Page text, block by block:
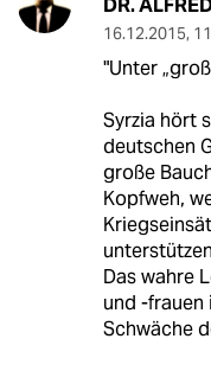
DR.
16.12.2015,
"Unter
Syrzia hört
deutschen
große
Kopfweh,
Das wahre
und -
Schwäche